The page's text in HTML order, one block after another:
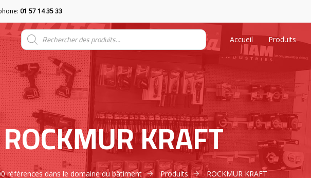
01 57 14 35 33
Accueil Produits
ROCKMUR KRAFT
références dans le domaine du bâtiment Produits ROCKMUR KRAFT